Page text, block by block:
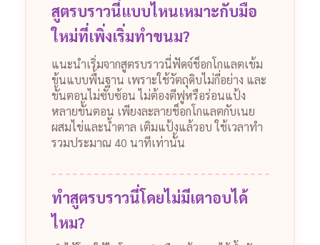
สูตรบราวนี่แบบไหนเหมาะกับมือ
ใหม่ที่เพิ่งเริ่มทำขนม?
แนะนำเริ่มจากสูตรบราวนี่ฟัดจ์ช็อกโกแลตเข้ม
ข้นแบบพื้นฐาน เพราะใช้วัตถุดิบไม่กี่อย่าง และ
ขั้นตอนไม่ซับซ้อน ไม่ต้องตีฟูหรือร่อนแป้ง
หลายขั้นตอน เพียงละลายช็อกโกแลตกับเนย
ผสมไข่และน้ำตาล เติมแป้งแล้วอบ ใช้เวลาทำ
รวมประมาณ 40 นาทีเท่านั้น
ทำสูตรบราวนี่โดยไม่มีเตาอบได้
ไหม?